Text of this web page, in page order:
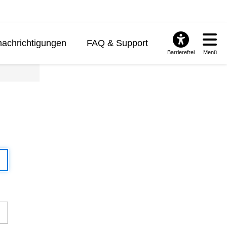
FAQ & Support
Barrierefrei Menü